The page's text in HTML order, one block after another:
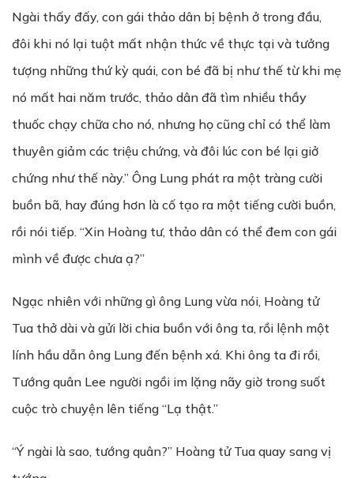
Ngài thấy đấy, con gái thảo dân bị bệnh ở trong đầu,
đôi khi nó lại tuột mất nhận thức về thực tại và tưởng
tượng những thứ kỳ quái, con bé đã bị như thế từ khi mẹ
nó mất hai năm trước, thảo dân đã tìm nhiều thầy
thuốc chạy chữa cho nó, nhưng họ cũng chỉ có thể làm
thuyên giảm các triệu chứng, và đôi lúc con bé lại giở
chứng như thế này.” Ông Lung phát ra một tràng cười
buồn bã, hay đúng hơn là cố tạo ra một tiếng cười buồn,
rồi nói tiếp. “Xin Hoàng tư, thảo dân có thể đem con gái
mình về được chưa ạ?”
Ngạc nhiên với những gì ông Lung vừa nói, Hoàng tử
Tua thở dài và gửi lời chia buồn với ông ta, rồi lệnh một
lính hầu dẫn ông Lung đến bệnh xá. Khi ông ta đi rồi,
Tướng quân Lee người ngồi im lặng nãy giờ trong suốt
cuộc trò chuyện lên tiếng “Lạ thật.”
“Ý ngài là sao, tướng quân?” Hoàng tử Tua quay sang vị